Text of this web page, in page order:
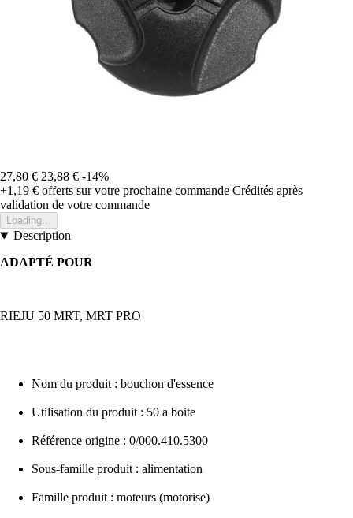
27,80 € 23,88 € -14%
+1,19 € offerts sur votre prochaine commande Crédités après
validation de votre commande
Loading...
Description
ADAPTÉ POUR
RIEJU 50 MRT, MRT PRO
Nom du produit : bouchon d'essence
Utilisation du produit : 50 a boite
Référence origine : 0/000.410.5300
Sous-famille produit : alimentation
Famille produit : moteurs (motorise)